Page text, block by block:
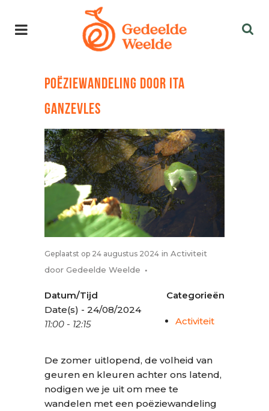
POËZIEWANDELING DOOR ITA
GANZEVLES
Geplaatst op 24 augustus 2024 in Activiteit
door Gedeelde Weelde
Categorieën
Activiteit
Datum/Tijd
Date(s) - 24/08/2024
11:00 - 12:15
De zomer uitlopend, de volheid van
geuren en kleuren achter ons latend,
nodigen we je uit om mee te
wandelen met een poëziewandeling